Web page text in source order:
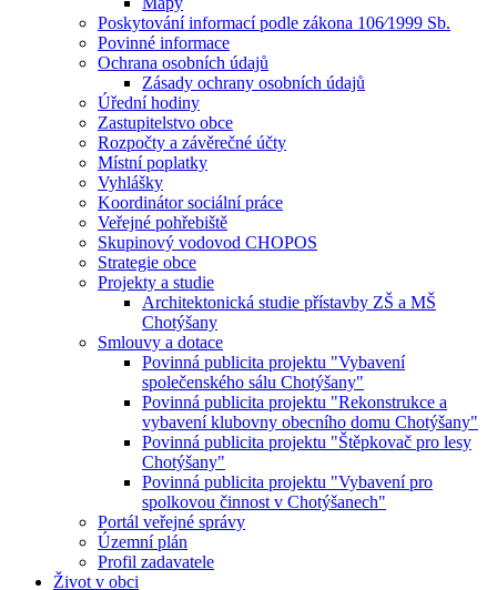
Poskytování informací podle zákona 106⁄1999 Sb.
Povinné informace
Ochrana osobních údajů
Zásady ochrany osobních údajů
Úřední hodiny
Zastupitelstvo obce
Rozpočty a závěrečné účty
Místní poplatky
Vyhlášky
Koordinátor sociální práce
Veřejné pohřebiště
Skupinový vodovod CHOPOS
Strategie obce
Projekty a studie
Architektonická studie přístavby ZŠ a MŠ
Chotýšany
Smlouvy a dotace
Povinná publicita projektu "Vybavení
společenského sálu Chotýšany"
Povinná publicita projektu "Rekonstrukce a
vybavení klubovny obecního domu Chotýšany"
Povinná publicita projektu "Štěpkovač pro lesy
Chotýšany"
Povinná publicita projektu "Vybavení pro
spolkovou činnost v Chotýšanech"
Portál veřejné správy
Územní plán
Profil zadavatele
Život v obci